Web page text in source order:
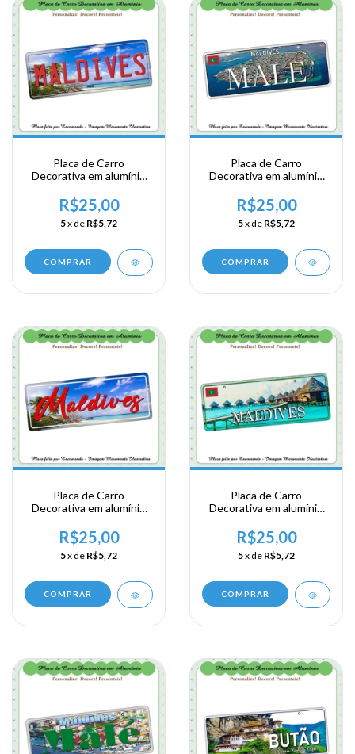
Placa de Carro
Decorativa em alumínio
Meridional - Maldives
R$25,00
5x de R$5,72
COMPRAR
Placa de Carro
Decorativa em alumínio
Meridional - Maldives -
Malé
R$25,00
5x de R$5,72
COMPRAR
Placa de Carro
Decorativa em alumínio
Meridional - Maldives
R$25,00
5x de R$5,72
COMPRAR
Placa de Carro
Decorativa em alumínio
Meridional - Maldives -
Maldives
R$25,00
5x de R$5,72
COMPRAR